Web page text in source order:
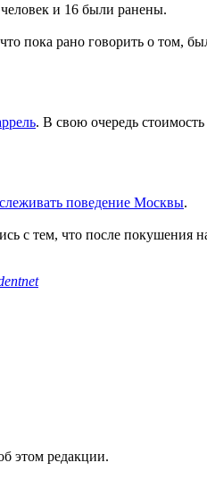
человек и 16 были ранены.
пока рано говорить о том,
. В свою очередь
поведение Москвы.
с тем, что после покушения
этом редакции.